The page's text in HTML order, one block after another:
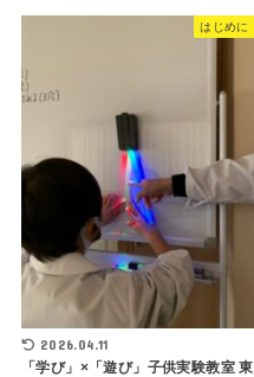
はじめに
2026.04.11
「学び」×「遊び」子供実験教室 東